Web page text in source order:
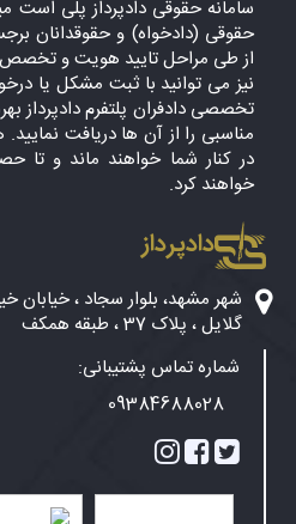
سامانه حقوقی دادپرداز پلی
حقوقی (دادخواه) و حقوقدانان
از طی مراحل تایید هویت و
نیز می توانید با ثبت مشکل یا
تخصصی دادفران پلتفرم دادپرداز
مناسبی را از آن ها دریافت
در کنار شما خواهند ماند و تا
خواهند کرد.
دادپرداز
گلایل ، پلاک 37 ، طبقه همکف
شماره تماس پشتیبانی:
09384688028